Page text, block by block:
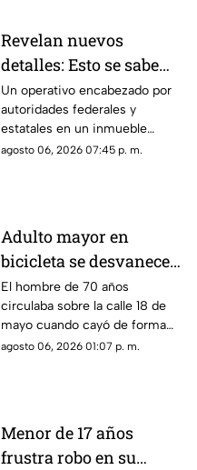
Revelan nuevos
detalles: Esto se sabe
sobre el hallazgo de un
lagarto y un tigre de
bengala en un
autolavado de Juárez
Un operativo encabezado por
autoridades federales y
estatales en un inmueble
habilitado como autolavado en
agosto 06, 2026 07:45 p. m.
Adulto mayor en
bicicleta se desvanece y
pierde la vida en la
colonia Lucio Cabañas
El hombre de 70 años
circulaba sobre la calle 18 de
mayo cuando cayó de forma
repentina; paramédicos
agosto 06, 2026 01:07 p. m.
Menor de 17 años
frustra robo en su